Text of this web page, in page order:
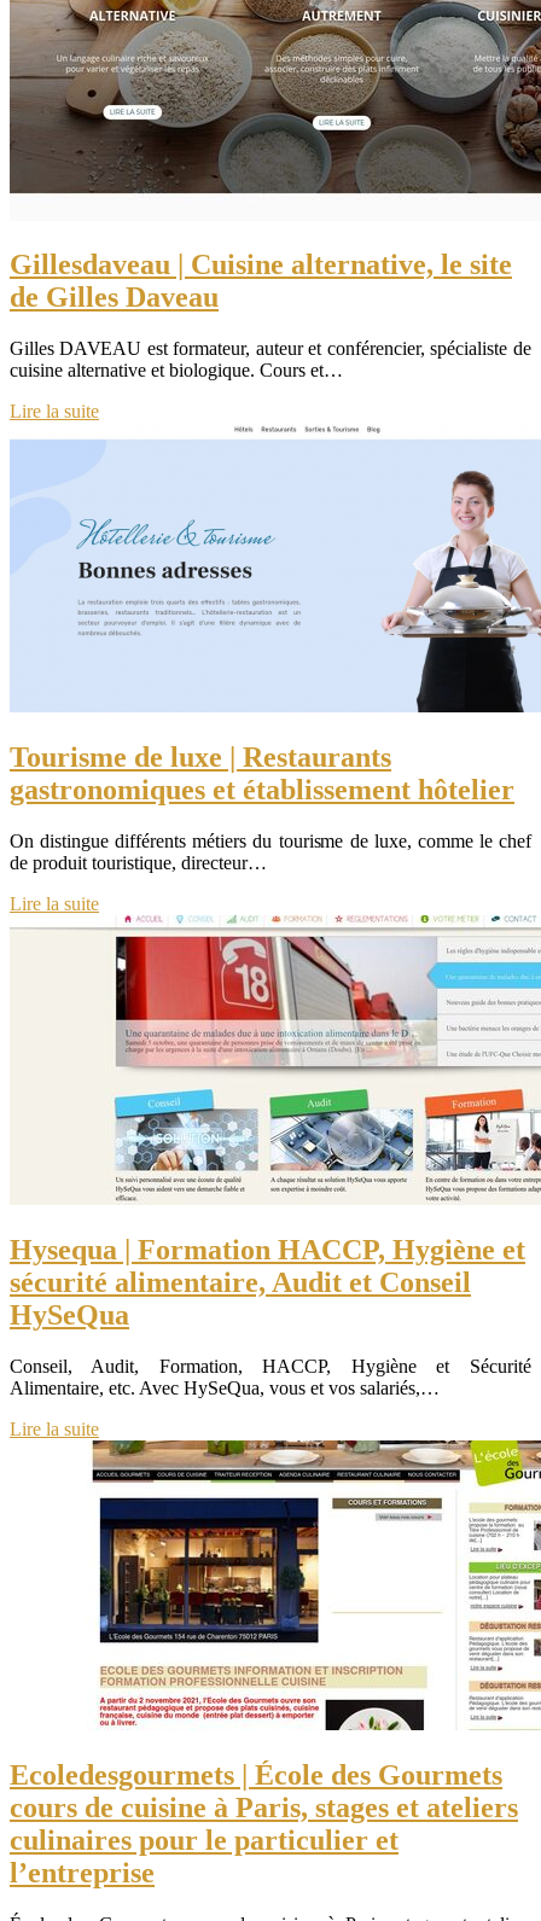
Gil­les­da­veau | Cuisine alternative, le site
de Gilles Daveau
Gilles DAVEAU est formateur, auteur et conférencier, spécialiste de
cuisine alternative et biologique. Cours et…
Lire la suite
Tourisme de luxe | Restaurants
gastronomiques et établissement hôtelier
On distingue différents métiers du tourisme de luxe, comme le chef
de produit touristique, directeur…
Lire la suite
Hysequa | Formation HACCP, Hygiène et
sécurité alimentaire, Audit et Conseil
HySeQua
Conseil, Audit, Formation, HACCP, Hygiène et Sécurité
Alimentaire, etc. Avec HySeQua, vous et vos salariés,…
Lire la suite
Ecole­des­gour­mets | École des Gourmets
cours de cuisine à Paris, stages et ateliers
culinaires pour le particulier et
l’entreprise